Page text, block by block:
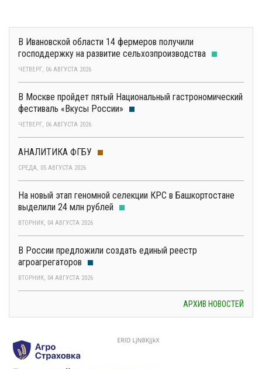
В Ивановской области 14 фермеров получили
господдержку на развитие сельхозпроизводства
ЧЕТВЕРГ, 06 АВГУСТА 2026
В Москве пройдет пятый Национальный гастрономический
фестиваль «Вкусы России»
ЧЕТВЕРГ, 06 АВГУСТА 2026
АНАЛИТИКА ФГБУ
СРЕДА, 05 АВГУСТА 2026
На новый этап геномной селекции КРС в Башкортостане
выделили 24 млн рублей
ВТОРНИК, 04 АВГУСТА 2026
В России предложили создать единый реестр
агроагрегаторов
ВТОРНИК, 04 АВГУСТА 2026
АРХИВ НОВОСТЕЙ